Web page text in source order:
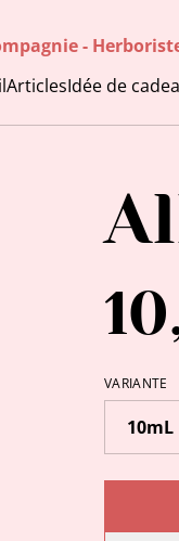
-
ArticlesIdée de
VARIANTE